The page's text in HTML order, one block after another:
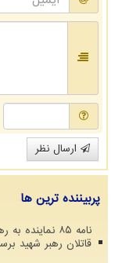
ارسال نظر
پربیننده ترین ها
نامه ۸۵
قاتلان رهبر شهید